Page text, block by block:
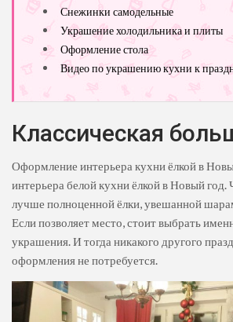
Снежинки самодельные
Украшение холодильника и плиты
Оформление стола
Видео по украшению кухни к
Классическая
Оформление интерьера кухни ёлкой в
интерьера белой кухни ёлкой в Новый
лучше полноценной ёлки, увешанной
Если позволяет место, стоит выбрать
украшения. И тогда никакого другого
оформления не потребуется.